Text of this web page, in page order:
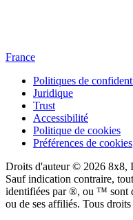
France
Politiques de
Juridique
Trust
Accessibilité
Politique de cookies
Préférences de cookies
Droits d'auteur © 2026 8x8,
Sauf indication contraire,
identifiées par ®, ou ™ sont
ou de ses affiliés. Tous droits